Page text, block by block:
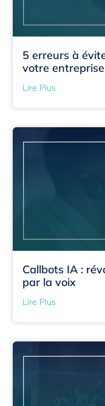
5 erreurs à
votre entreprise
Lire Plus
Callbots IA :
par la voix
Lire Plus